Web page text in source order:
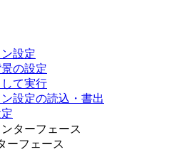
設定
の設定
て実行
設定の読込・書出
ターフェース
ーフェース